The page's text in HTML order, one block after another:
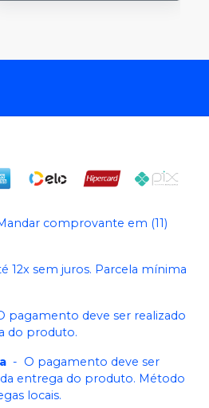
comprovante em (11)
12x sem juros. Parcela mínima
pagamento deve ser realizado
do produto.
- O pagamento deve ser
entrega do produto. Método
locais.